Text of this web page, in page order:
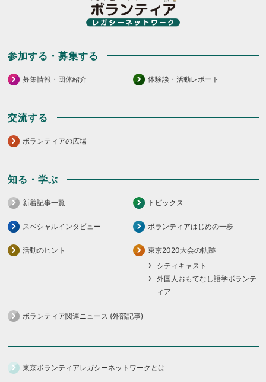
参加する・募集する
募集情報・団体紹介 体験談・活動レポート
交流する
ボランティアの広場
知る・学ぶ
新着記事一覧 トピックス
スペシャルインタビュー ボランティアはじめの一歩
活動のヒント
東京2020大会の軌跡
シティキャスト
外国人おもてなし語学ボランテ
ィア
ボランティア関連ニュース (外部記事)
東京ボランティアレガシーネットワークとは